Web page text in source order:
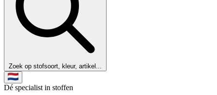
Zoek op stofsoort, kleur, artikel...
Dé specialist in stoffen